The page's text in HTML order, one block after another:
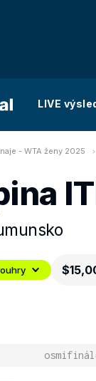
LIVE
- WTA ženy 2025